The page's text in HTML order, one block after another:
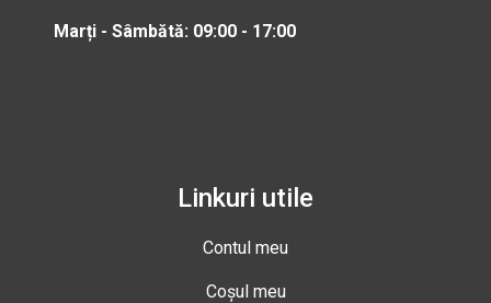
Marți - Sâmbătă: 09:00 - 17:00
Linkuri utile
Contul meu
Coșul meu